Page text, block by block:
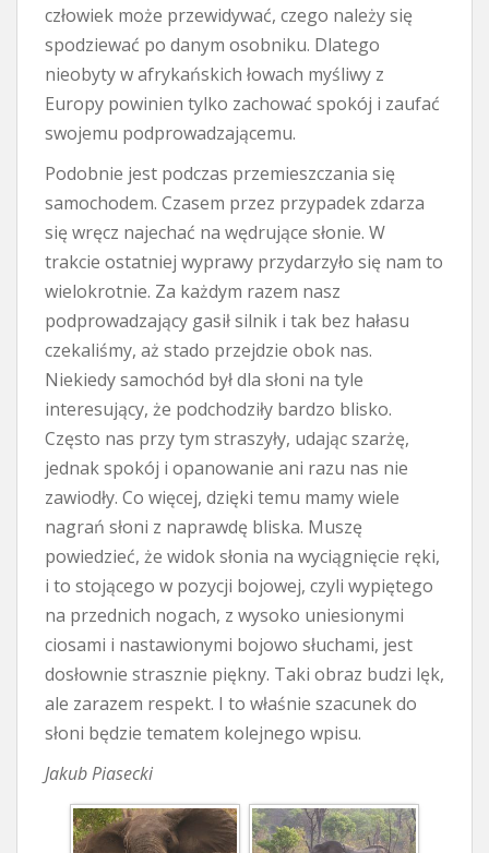
człowiek może przewidywać, czego należy się
spodziewać po danym osobniku. Dlatego
nieobyty w afrykańskich łowach myśliwy z
Europy powinien tylko zachować spokój i zaufać
swojemu podprowadzającemu.
Podobnie jest podczas przemieszczania się
samochodem. Czasem przez przypadek zdarza
się wręcz najechać na wędrujące słonie. W
trakcie ostatniej wyprawy przydarzyło się nam to
wielokrotnie. Za każdym razem nasz
podprowadzający gasił silnik i tak bez hałasu
czekaliśmy, aż stado przejdzie obok nas.
Niekiedy samochód był dla słoni na tyle
interesujący, że podchodziły bardzo blisko.
Często nas przy tym straszyły, udając szarżę,
jednak spokój i opanowanie ani razu nas nie
zawiodły. Co więcej, dzięki temu mamy wiele
nagrań słoni z naprawdę bliska. Muszę
powiedzieć, że widok słonia na wyciągnięcie ręki,
i to stojącego w pozycji bojowej, czyli wypiętego
na przednich nogach, z wysoko uniesionymi
ciosami i nastawionymi bojowo słuchami, jest
dosłownie strasznie piękny. Taki obraz budzi lęk,
ale zarazem respekt. I to właśnie szacunek do
słoni będzie tematem kolejnego wpisu.
Jakub Piasecki